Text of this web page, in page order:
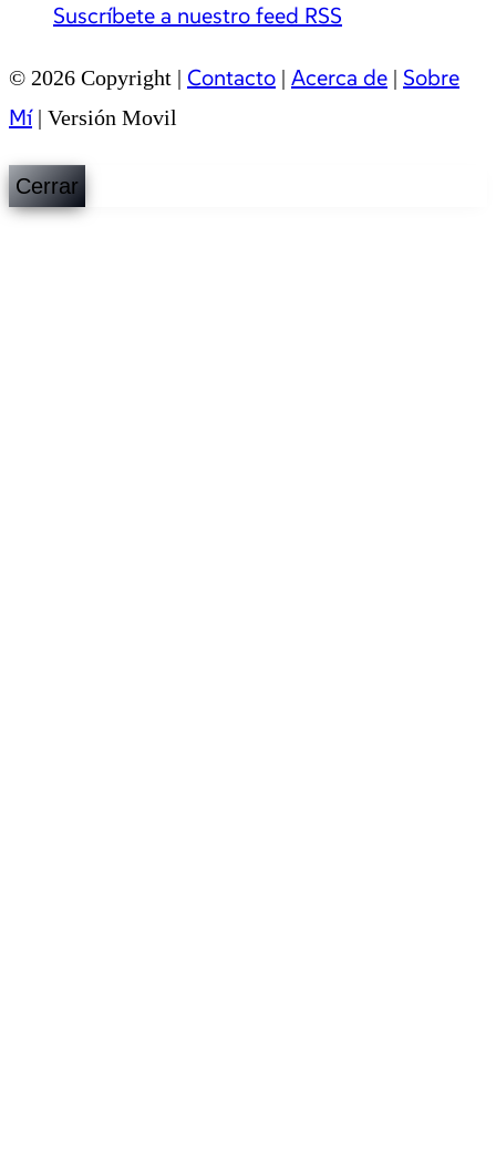
Suscríbete a nuestro feed RSS
© 2026 Copyright | Contacto | Acerca de | Sobre
Mí| Versión Movil
Cerrar